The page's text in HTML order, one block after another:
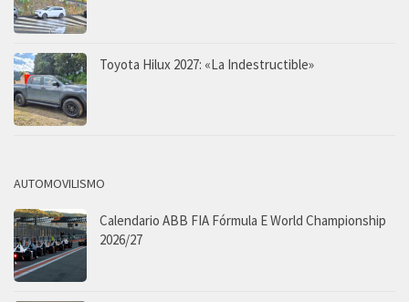
Toyota Hilux 2027: «La Indestructible»
AUTOMOVILISMO
Calendario ABB FIA Fórmula E World Championship
2026/27